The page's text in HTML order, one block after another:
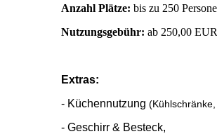
Anzahl Plätze: bis zu 250
Nutzungsgebühr: ab 250,00 EUR
Extras:
- Küchennutzung
- Geschirr & Besteck,